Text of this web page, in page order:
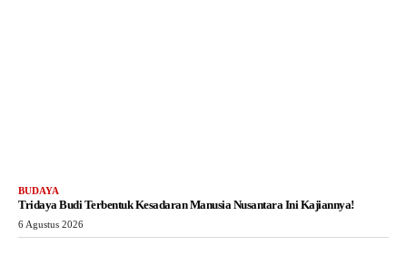
BUDAYA
Tridaya Budi Terbentuk Kesadaran Manusia Nusantara Ini Kajiannya!
6 Agustus 2026